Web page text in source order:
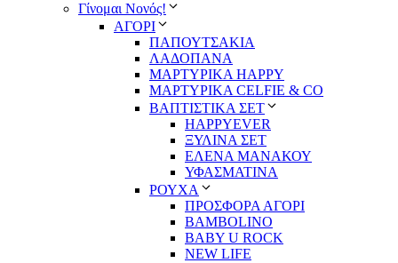
Γίνομαι Νονός!
ΑΓΟΡΙ
ΠΑΠΟΥΤΣΑΚΙΑ
ΛΑΔΟΠΑΝΑ
ΜΑΡΤΥΡΙΚΑ HAPPY
ΜΑΡΤΥΡΙΚΑ CELFIE & CO
ΒΑΠΤΙΣΤΙΚΑ ΣΕΤ
HAPPYEVER
ΞΥΛΙΝΑ ΣΕΤ
ΕΛΕΝΑ ΜΑΝΑΚΟΥ
ΥΦΑΣΜΑΤΙΝΑ
ΡΟΥΧΑ
ΠΡΟΣΦΟΡΑ ΑΓΟΡΙ
BAMBOLINO
BABY U ROCK
NEW LIFE